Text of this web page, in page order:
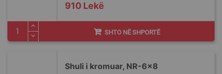
910 Lekë
SHTO NË SHPORTË
Shuli i kromuar, NR-6x8